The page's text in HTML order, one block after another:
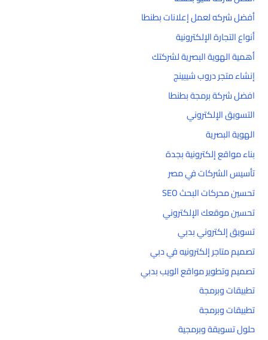
أفضل شركه لعمل إعلانات بطنطا
أنواع التجارة الإلكترونية
أهمية الهوية البصرية لشركتك
إنشاء متجر دروب شيبينج
افضل شركة برمجة بطنطا
التسويق الإلكتروني
الهوية البصرية
بناء مواقع إلكترونية بجدة
تأسيس الشركات في مصر
تحسين محركات البحث SEO
تحسين موقعك الإلكتروني
تسويق إلكتروني بدبي
تصميم متاجر إلكترونيه في دبي
تصميم وتطوير مواقع الويب بدبي
تطبيقات وبرمجة
تطبيقات وبرمجة
حلول تسويقة وبرمجية